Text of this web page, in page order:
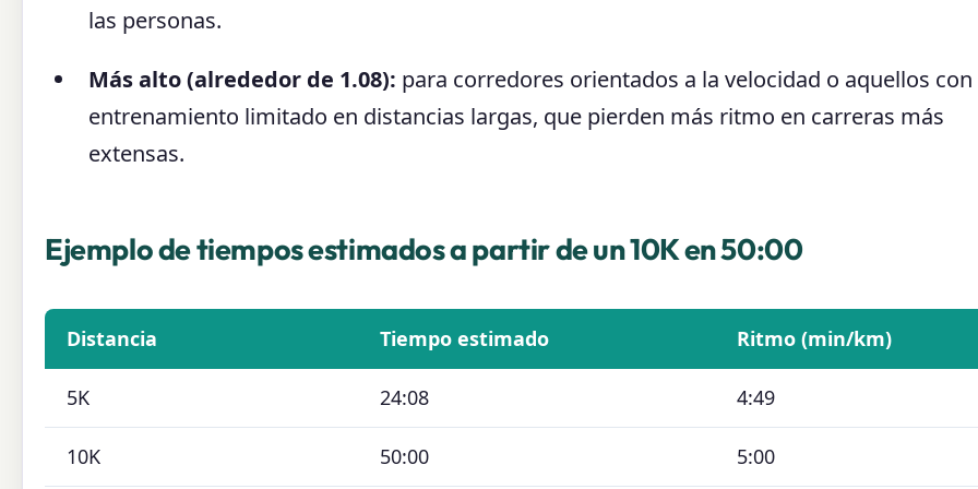
las personas.
Más alto (alrededor de 1.08): para corredores orientados a la velocidad o aquellos
entrenamiento limitado en distancias largas, que pierden más ritmo en carreras más
extensas.
Ejemplo de tiempos estimados a partir de un 10K en 50:00
Distancia Tiempo estimado Ritmo (min/km)
5K 24:08 4:49
10K 50:00 5:00